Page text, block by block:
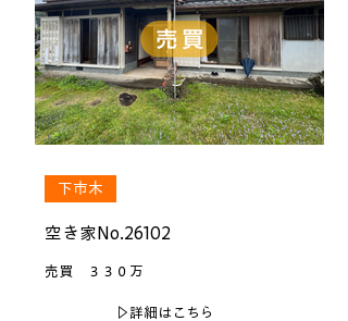
空き家No.26102
売買 ３３０万
▷詳細はこちら
下市木